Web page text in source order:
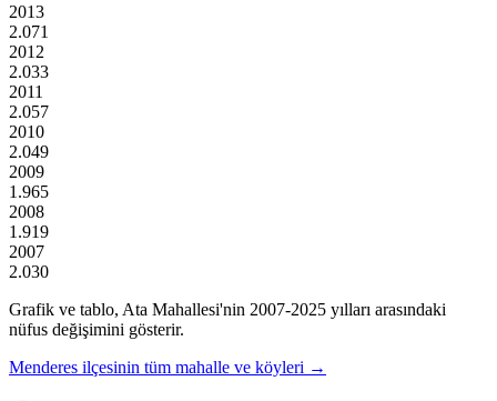
2013
2.071
2012
2.033
2011
2.057
2010
2.049
2009
1.965
2008
1.919
2007
2.030
Grafik ve tablo, Ata Mahallesi'nin 2007-2025 yılları arasındaki
nüfus değişimini gösterir.
Menderes ilçesinin tüm mahalle ve köyleri →